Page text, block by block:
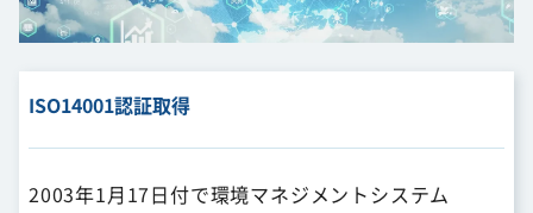
ISO14001認証取得
2003年1月17日付で環境マネジメントシステム